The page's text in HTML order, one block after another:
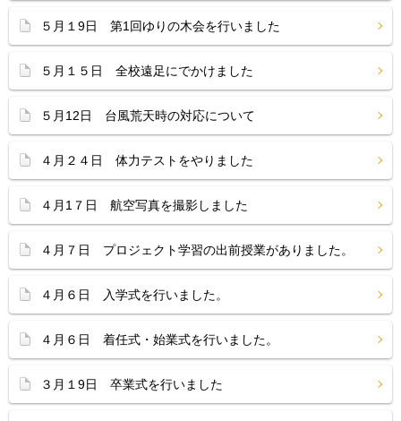
５月１9日 第1回ゆりの木会を行いました
５月１５日 全校遠足にでかけました
５月12日 台風荒天時の対応について
４月２４日 体力テストをやりました
４月1７日 航空写真を撮影しました
４月７日 プロジェクト学習の出前授業がありました。
４月６日 入学式を行いました。
４月６日 着任式・始業式を行いました。
３月１9日 卒業式を行いました